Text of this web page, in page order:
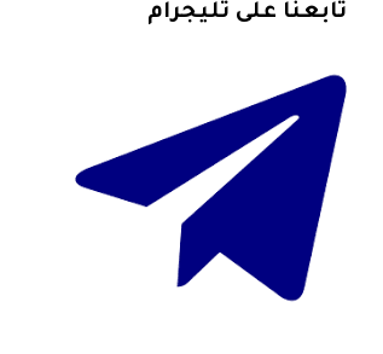
تابعنا على تليجرام